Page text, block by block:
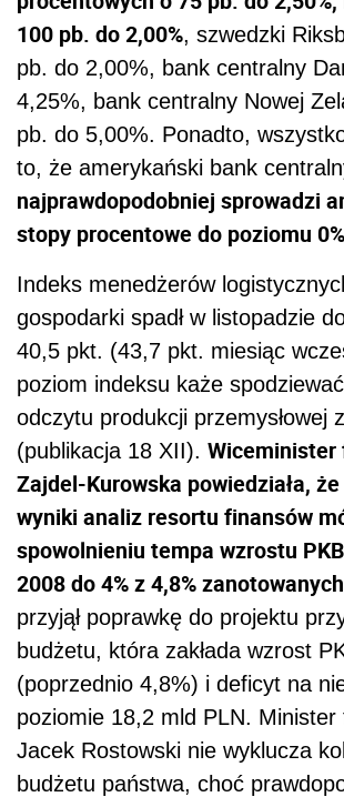
100 pb. do 2,00%, szwedzki
pb. do 2,00%, bank centralny
4,25%, bank centralny Nowej
pb. do 5,00%. Ponadto,
to, że amerykański bank
najprawdopodobniej sprowadzi
stopy procentowe do poziomu
Indeks menedżerów
gospodarki spadł w listopadzie
40,5 pkt. (43,7 pkt. miesiąc
poziom indeksu każe
odczytu produkcji przemysłowej
(publikacja 18 XII). Wiceminister
Zajdel-Kurowska powiedziała,
wyniki analiz resortu finansów
spowolnieniu tempa wzrostu
2008 do 4% z 4,8%
przyjął poprawkę do projektu
budżetu, która zakłada wzrost
(poprzednio 4,8%) i deficyt na
poziomie 18,2 mld PLN. Minister
Jacek Rostowski nie wyklucza
budżetu państwa, choć